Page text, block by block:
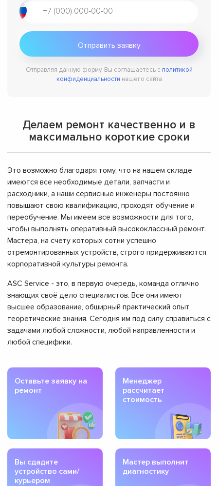
Отправляя данную форму, Вы соглашаетесь с политикой
конфиденциальности нашего сайта
Делаем ремонт качественно и в
максимально короткие сроки
Это возможно благодаря тому, что на нашем складе
имеются все необходимые детали, запчасти и
расходники, а наши сервисные инженеры постоянно
повышают свою квалификацию, проходят обучение и
переобучение. Мы имеем все возможности для того,
чтобы выполнять оперативный высококлассный ремонт.
Мастера, на счету которых сотни успешно
отремонтированных устройств, строго придерживаются
корпоративной культуры ремонта.
ASC Service - это, в первую очередь, команда отлично
знающих своё дело специалистов. Все они имеют
высшее образование, обширный практический опыт,
теоретические знания. Сегодня им под силу справиться с
задачами любой сложности, любой направленности и
любой специфики.
Оставьте заявку на
ремонт
Менеджер
рассчитает
стоимость
Вы сдадите
устройство сами/
курьером
Мастер выполнит
диагностику